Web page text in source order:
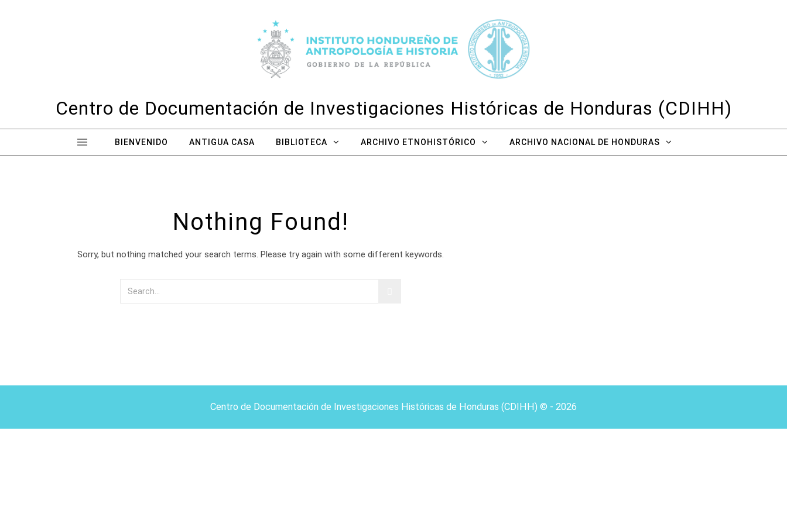
Centro de Documentación de Investigaciones Históricas de Honduras (CDIHH)
BIENVENIDO ANTIGUA CASA BIBLIOTECA ARCHIVO ETNOHISTÓRICO ARCHIVO NACIONAL DE HONDURAS
Nothing Found!
Sorry, but nothing matched your search terms. Please try again with some different keywords.
Centro de Documentación de Investigaciones Históricas de Honduras (CDIHH) © - 2026